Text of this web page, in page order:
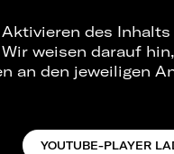
des
weisen darauf
an den jeweiligen
YOUTUBE-PLAYER